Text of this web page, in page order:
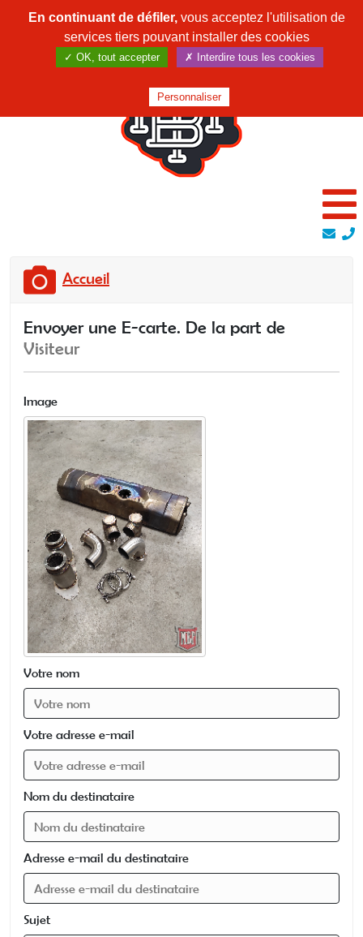
Accueil
Envoyer une E-carte. De la part de
Visiteur
Image
Votre nom
Votre adresse e-mail
Nom du destinataire
Adresse e-mail du destinataire
Sujet
En continuant de défiler,vous acceptez l'utilisation de
services tiers pouvant installer des cookies
✓ OK, tout accepter ✗ Interdire tous les cookies
Personnaliser